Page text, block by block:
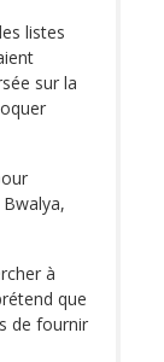
listes
sur la
à
que
de fournir